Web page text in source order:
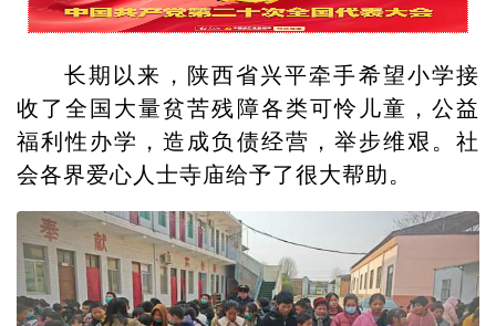
长期以来，陕西省兴平牵手希望小学接
收了全国大量贫苦残障各类可怜儿童，公益
福利性办学，造成负债经营，举步维艰。社
会各界爱心人士寺庙给予了很大帮助。